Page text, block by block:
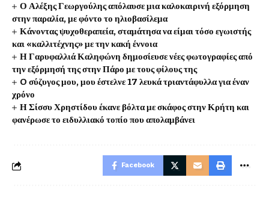
Ο Αλέξης Γεωργούλης απόλαυσε μια καλοκαιρινή εξόρμηση
στην παραλία, με φόντο το ηλιοβασίλεμα
Κάνοντας ψυχοθεραπεία, σταμάτησα να είμαι τόσο εγωιστής
και «καλλιτέχνης» με την κακή έννοια
Η Γαρυφαλλιά Καληφώνη δημοσίευσε νέες φωτογραφίες από
την εξόρμησή της στην Πάρο με τους φίλους της
O σύζυγος μου, μου έστελνε 17 λευκά τριαντάφυλλα για έναν
χρόνο
Η Σίσσυ Χρηστίδου έκανε βόλτα με σκάφος στην Κρήτη και
φανέρωσε το ειδυλλιακό τοπίο που απολαμβάνει
Facebook